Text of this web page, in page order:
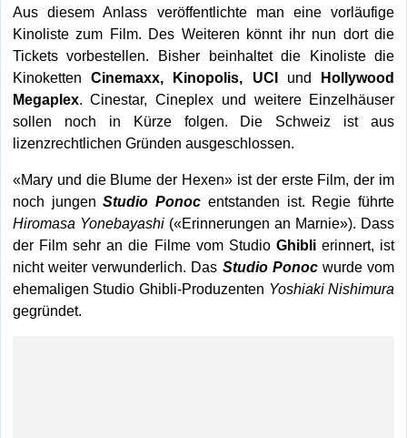
Aus diesem Anlass veröffentlichte man eine vorläufige
Kinoliste zum Film. Des Weiteren könnt ihr nun dort die
Tickets vorbestellen. Bisher beinhaltet die Kinoliste die
KinokettenCinemaxx, Kinopolis, UCIund Hollywood
Megaplex. Cinestar, Cineplex und weitere Einzelhäuser
sollen noch in Kürze folgen. Die Schweiz ist aus
lizenzrechtlichen Gründen ausgeschlossen.
«Mary und die Blume der Hexen» ist der erste Film, der im
noch jungenStudio Ponoc entstanden ist. Regie führte
Hiromasa Yonebayashi(«Erinnerungen an Marnie»). Dass
der Film sehr an die Filme vom Studio Ghiblierinnert, ist
nicht weiter verwunderlich. Das Studio Ponocwurde vom
ehemaligen Studio Ghibli-Produzenten Yoshiaki Nishimura
gegründet.